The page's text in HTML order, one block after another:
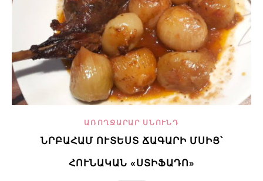
ԱՌՈՂՋԱՐԱՐ ՍՆՈՒՆԴ
ՆՐԲԱՀԱՄ ՈՒՏԵՍՏ ՃԱԳԱՐԻ ՄՍԻՑ՝
ՀՈՒՆԱԿԱՆ «ՍՏԻՖԱԴՈ»